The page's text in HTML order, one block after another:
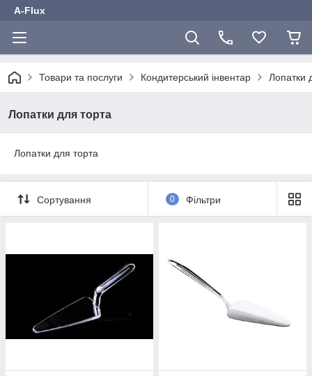
A-Flux
Товари та послуги Кондитерський інвентар Лопатки
Лопатки для торта
Лопатки для торта
Сортування 0 Фільтри